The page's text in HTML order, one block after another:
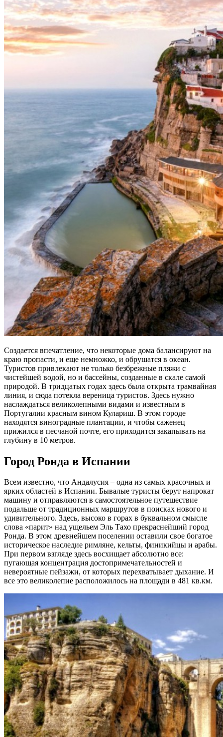
Создается впечатление, что некоторые дома балансируют на
краю пропасти, и еще немножко, и обрушатся в океан.
Туристов привлекают не только безбрежные пляжи с
чистейшей водой, но и бассейны, созданные в скале самой
природой. В тридцатых годах здесь была открыта трамвайная
линия, и сюда потекла вереница туристов. Здесь нужно
наслаждаться великолепными видами и известным в
Португалии красным вином Кулариш. В этом городе
находятся виноградные плантации, и чтобы саженец
прижился в песчаной почте, его приходится закапывать на
глубину в 10 метров.
Город Ронда в Испании
Всем известно, что Андалусия – одна из самых красочных и
ярких областей в Испании. Бывалые туристы берут напрокат
машину и отправляются в самостоятельное путешествие
подальше от традиционных маршрутов в поисках нового и
удивительного. Здесь, высоко в горах в буквальном смысле
слова «парит» над ущельем Эль Тахо прекраснейший город
Ронда. В этом древнейшем поселении оставили свое богатое
историческое наследие римляне, кельты, финикийцы и арабы.
При первом взгляде здесь восхищает абсолютно все:
пугающая концентрация достопримечательностей и
невероятные пейзажи, от которых перехватывает дыхание. И
все это великолепие расположилось на площади в 481 кв.км.